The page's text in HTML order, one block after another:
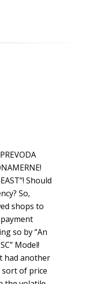
Should
So,
shops to
so by “An
Model!
had another
sort of price